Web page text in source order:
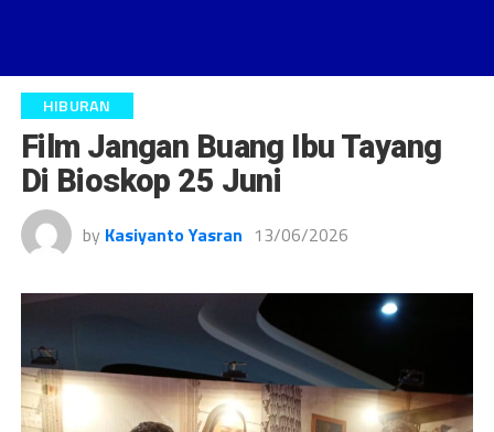
HIBURAN
Film Jangan Buang Ibu Tayang
Di Bioskop 25 Juni
by Kasiyanto Yasran 13/06/2026